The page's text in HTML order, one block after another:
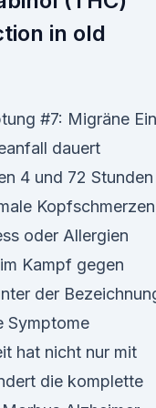
in old
#7: Migräne Ein
dauert
4 und 72 Stunden
oder Allergien
Kampf gegen
der
Symptome
hat nicht nur mit
die komplette